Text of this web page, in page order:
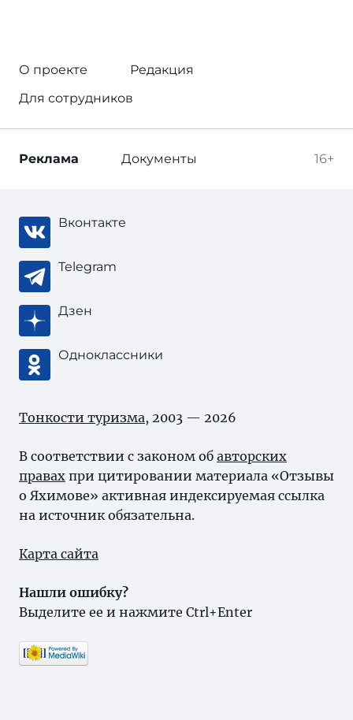
О проекте
Редакция
Для сотрудников
16+
Реклама Документы
Вконтакте
Telegram
Дзен
Одноклассники
Тонкости туризма, 2003 — 2026
В соответствии с законом об авторских
правах при цитировании материала «Отзывы
о Яхимове» активная индексируемая ссылка
на источник обязательна.
Карта сайта
Нашли ошибку?
Выделите ее и нажмите Ctrl+Enter